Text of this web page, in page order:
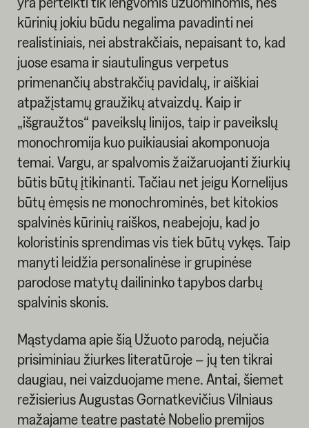
kūrinių jokiu būdu negalima pavadinti nei
realistiniais, nei abstrakčiais, nepaisant to, kad
juose esama ir siautulingus verpetus
primenančių abstrakčių pavidalų, ir aiškiai
atpažįstamų graužikų atvaizdų. Kaip ir
„išgraužtos“ paveikslų linijos, taip ir paveikslų
monochromija kuo puikiausiai akomponuoja
temai. Vargu, ar spalvomis žaižaruojanti žiurkių
būtis būtų įtikinanti. Tačiau net jeigu Kornelijus
būtų ėmęsis ne monochrominės, bet kitokios
spalvinės kūrinių raiškos, neabejoju, kad jo
koloristinis sprendimas vis tiek būtų vykęs. Taip
manyti leidžia personalinėse ir grupinėse
parodose matytų dailininko tapybos darbų
spalvinis skonis.
Mąstydama apie šią Užuoto parodą, nejučia
prisiminiau žiurkes literatūroje – jų ten tikrai
daugiau, nei vaizduojame mene. Antai, šiemet
režisierius Augustas Gornatkevičius Vilniaus
mažajame teatre pastatė Nobelio premijos